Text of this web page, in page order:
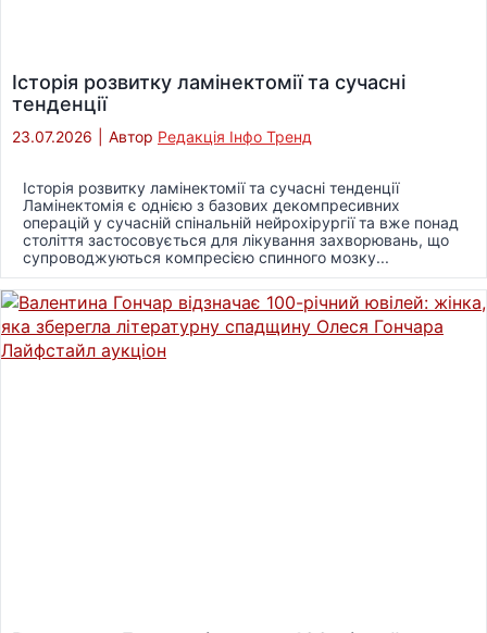
Історія розвитку ламінектомії та сучасні
тенденції
23.07.2026 Автор Редакція Інфо Тренд
Історія розвитку ламінектомії та сучасні тенденції
Ламінектомія є однією з базових декомпресивних
операцій у сучасній спінальній нейрохірургії та вже понад
століття застосовується для лікування захворювань, що
супроводжуються компресією спинного мозку...